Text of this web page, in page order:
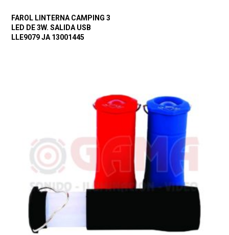
FAROL LINTERNA CAMPING 3
LED DE 3W. SALIDA USB
LLE9079 JA 13001445